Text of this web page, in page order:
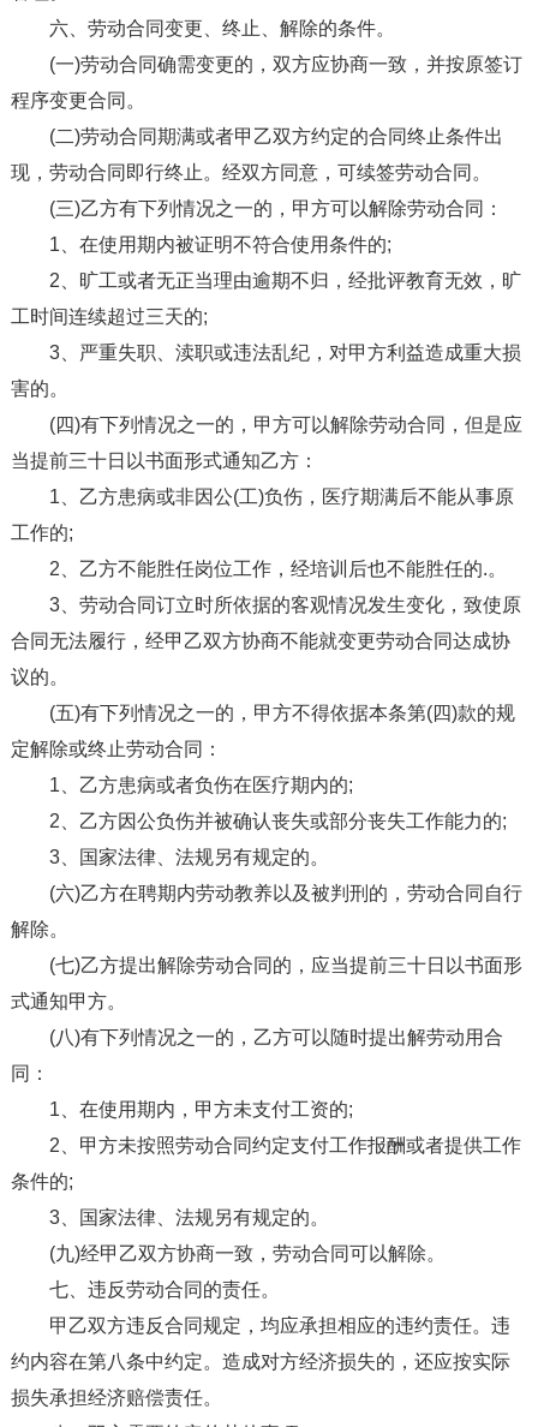
六、劳动合同变更、终止、解除的条件。
(一)劳动合同确需变更的，双方应协商一致，并按原签订
程序变更合同。
(二)劳动合同期满或者甲乙双方约定的合同终止条件出
现，劳动合同即行终止。经双方同意，可续签劳动合同。
(三)乙方有下列情况之一的，甲方可以解除劳动合同：
1、在使用期内被证明不符合使用条件的;
2、旷工或者无正当理由逾期不归，经批评教育无效，旷
工时间连续超过三天的;
3、严重失职、渎职或违法乱纪，对甲方利益造成重大损
害的。
(四)有下列情况之一的，甲方可以解除劳动合同，但是应
当提前三十日以书面形式通知乙方：
1、乙方患病或非因公(工)负伤，医疗期满后不能从事原
工作的;
2、乙方不能胜任岗位工作，经培训后也不能胜任的.。
3、劳动合同订立时所依据的客观情况发生变化，致使原
合同无法履行，经甲乙双方协商不能就变更劳动合同达成协
议的。
(五)有下列情况之一的，甲方不得依据本条第(四)款的规
定解除或终止劳动合同：
1、乙方患病或者负伤在医疗期内的;
2、乙方因公负伤并被确认丧失或部分丧失工作能力的;
3、国家法律、法规另有规定的。
(六)乙方在聘期内劳动教养以及被判刑的，劳动合同自行
解除。
(七)乙方提出解除劳动合同的，应当提前三十日以书面形
式通知甲方。
(八)有下列情况之一的，乙方可以随时提出解劳动用合
同：
1、在使用期内，甲方未支付工资的;
2、甲方未按照劳动合同约定支付工作报酬或者提供工作
条件的;
3、国家法律、法规另有规定的。
(九)经甲乙双方协商一致，劳动合同可以解除。
七、违反劳动合同的责任。
甲乙双方违反合同规定，均应承担相应的违约责任。违
约内容在第八条中约定。造成对方经济损失的，还应按实际
损失承担经济赔偿责任。